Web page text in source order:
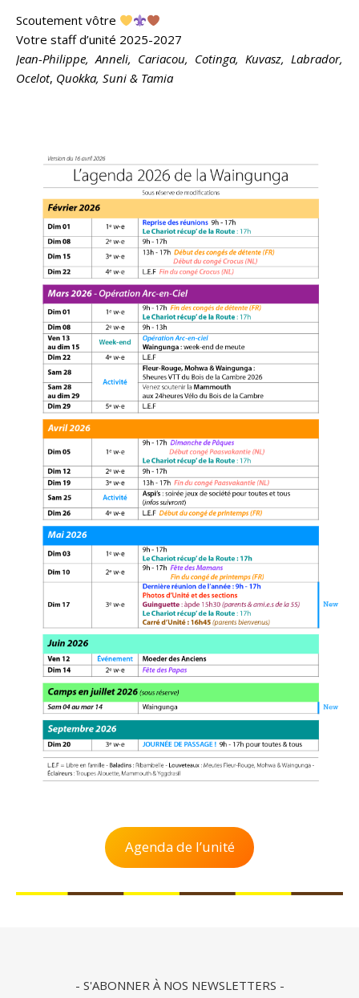
Scoutement vôtre
Votre staff d’unité 2025-2027
Jean-Philippe, Anneli, Cariacou, Cotinga, Kuvasz, Labrador,
Ocelot, Quokka, Suni & Tamia
Agenda de l’unité
- S'ABONNER À NOS NEWSLETTERS -